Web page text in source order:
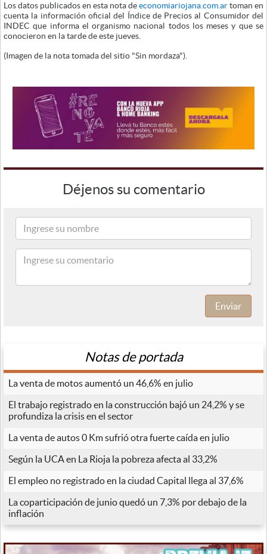
Los datos publicados en esta nota deeconomiariojana.com.artoman en
cuenta la información oficial del Índice de Precios al Consumidor del
INDEC que informa el organismo nacional todos los meses y que se
conocieron en la tarde de este jueves.
(Imagen de la nota tomada del sitio "Sin mordaza").
Déjenos su comentario
Enviar
Notas de portada
La venta de motos aumentó un 46,6% en julio
El trabajo registrado en la construcción bajó un 24,2% y se
profundiza la crisis en el sector
La venta de autos 0 Km sufrió otra fuerte caída en julio
Según la UCA en La Rioja la pobreza afecta al 33,2%
El empleo no registrado en la ciudad Capital llega al 37,6%
La coparticipación de junio quedó un 7,3% por debajo de la
inflación